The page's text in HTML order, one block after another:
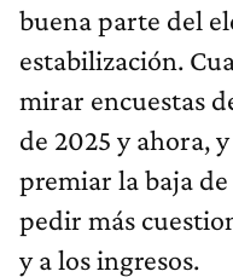
buena parte del
estabilización.
mirar encuestas
de 2025 y ahora,
premiar la baja
pedir más
y a los ingresos.